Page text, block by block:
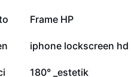
66.7K
Frame HP
21.9K
iphone lockscreen hd
3.6K
180° _estetik